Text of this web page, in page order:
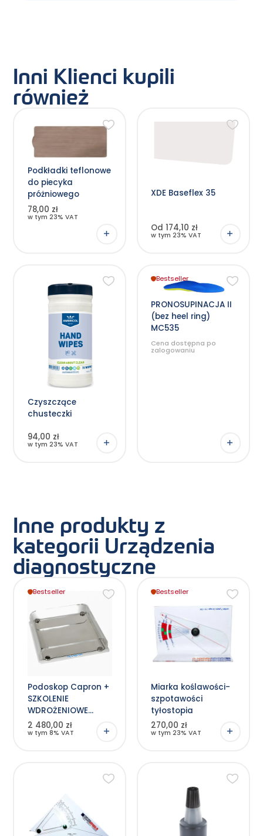
Inni Klienci kupili
również
Podkładki teflonowe
do piecyka
próżniowego
78,00 zł
w tym 23% VAT
XDE Baseflex 35
Od 174,10 zł
w tym 23% VAT
stronie
Czyszczące
chusteczki
94,00 zł
w tym 23% VAT
PRONOSUPINACJA II
(bez heel ring)
MC535
Cena dostępna po
zalogowaniu
Ten
produkt
wiele
wariantów.
Opcje
można
na
stronie
produktu
Bestseller
Inne produkty z
kategorii Urządzenia
diagnostyczne
Podoskop Capron +
SZKOLENIE
WDROŻENIOWE
online
2 480,00 zł
w tym 8% VAT
Bestseller
Miarka koślawości-
szpotawości
tyłostopia
270,00 zł
w tym 23% VAT
Bestseller